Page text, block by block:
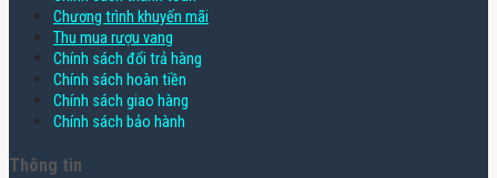
Chương trình khuyến mãi
Thu mua rượu vang
Chính sách đổi trả hàng
Chính sách hoàn tiền
Chính sách giao hàng
Chính sách bảo hành
Thông tin